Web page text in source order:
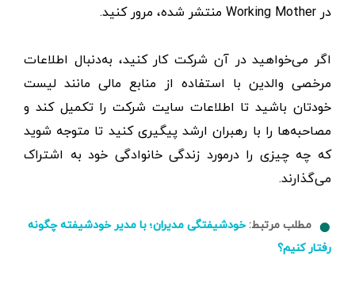
در Working Mother منتشر شده، مرور کنید.
اگر می‌خواهید در آن شرکت کار کنید، به‌دنبال اطلاعات
مرخصی والدین با استفاده از منابع مالی مانند لیست
خودتان باشید تا اطلاعات سایت شرکت را تکمیل کند و
مصاحبه‌ها را با رهبران ارشد پیگیری کنید تا متوجه شوید
که چه چیزی را درمورد زندگی خانوادگی خود به اشتراک
می‌گذارند.
مطلب مرتبط:خودشیفتگی مدیران؛ با مدیر خودشیفته چگونه
رفتار کنیم؟